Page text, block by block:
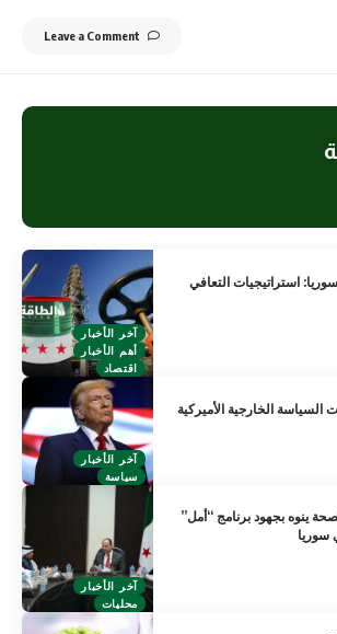
Leave a Comment
آخر الأخبار
أهم الأخبار
اقتصاد
استراتيجيات التعافي
آخر الأخبار
سياسة
الخارجية الأميركية
آخر الأخبار
محليات
ينوه بجهود برنامج “أمل”
‏سوريا